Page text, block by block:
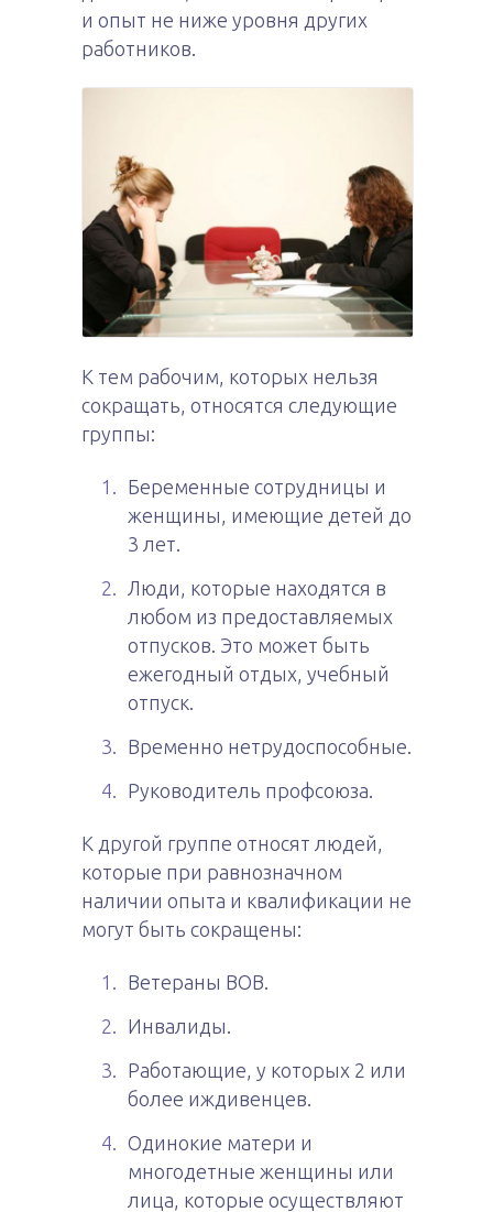
и опыт не ниже уровня других
работников.
К тем рабочим, которых нельзя
сокращать, относятся следующие
группы:
Беременные сотрудницы и
женщины, имеющие детей до
3 лет.
Люди, которые находятся в
любом из предоставляемых
отпусков. Это может быть
ежегодный отдых, учебный
отпуск.
Временно нетрудоспособные.
Руководитель профсоюза.
К другой группе относят людей,
которые при равнозначном
наличии опыта и квалификации не
могут быть сокращены:
Ветераны ВОВ.
Инвалиды.
Работающие, у которых 2 или
более иждивенцев.
Одинокие матери и
многодетные женщины или
лица, которые осуществляют